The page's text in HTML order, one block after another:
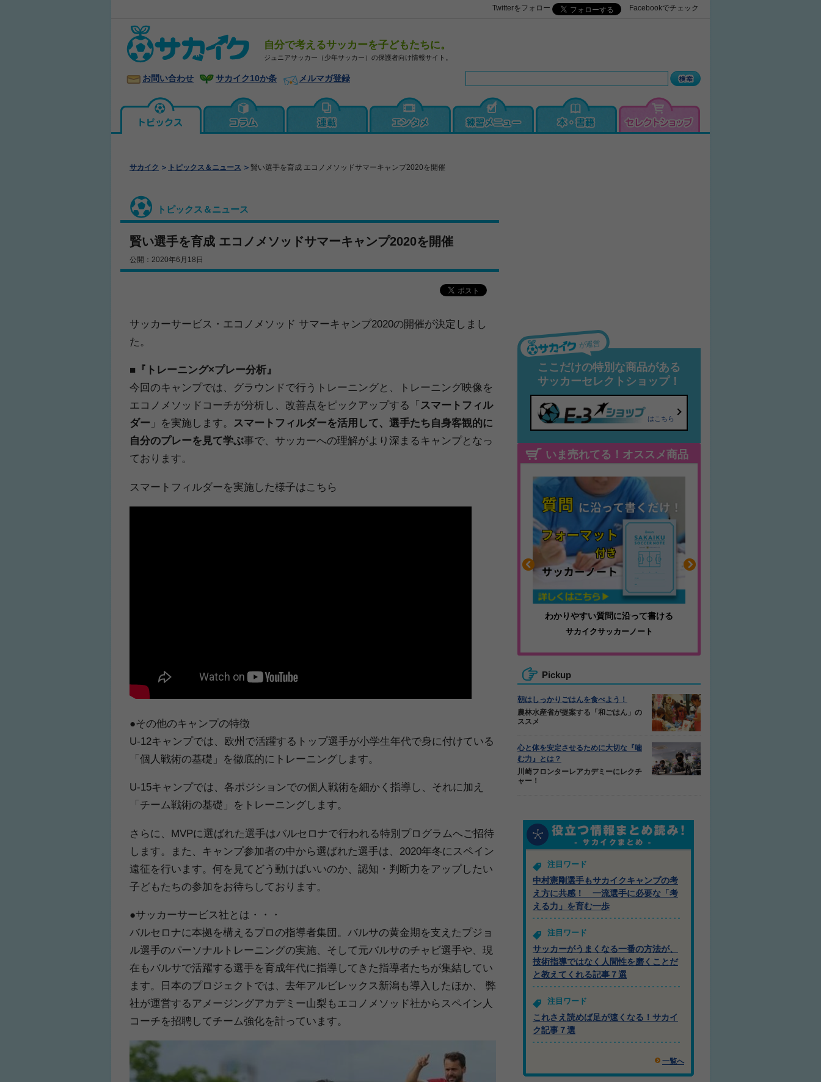
Twitterをフォロー Facebookでチェック
自分で考えるサッカーを子どもたちに。
ジュニアサッカー（少年サッカー）の保護者向け情報サイト。
お問い合わせ サカイク10か条 メルマガ登録
サカイク トピックス＆ニュース 賢い選手を育成 エコノメソッドサマーキャンプ2020を開催
トピックス＆ニュース
賢い選手を育成 エコノメソッドサマーキャンプ2020を開催
公開：2020年6月18日
サッカーサービス・エコノメソッド サマーキャンプ2020の開催が決定しまし
た。
■『トレーニング×プレー分析』
今回のキャンプでは、グラウンドで行うトレーニングと、トレーニング映像を
エコノメソッドコーチが分析し、改善点をピックアップする「 スマートフィル
ダー 」を実施します。 スマートフィルダーを活用して、選手たち自身客観的に
自分のプレーを見て学ぶ事で、サッカーへの理解がより深まるキャンプとなっ
ております。
スマートフィルダーを実施した様子はこちら
●その他のキャンプの特徴
U-12キャンプでは、欧州で活躍するトップ選手が小学生年代で身に付けている
「個人戦術の基礎」を徹底的にトレーニングします。
U-15キャンプでは、各ポジションでの個人戦術を細かく指導し、それに加え
「チーム戦術の基礎」をトレーニングします。
さらに、MVPに選ばれた選手はバルセロナで行われる特別プログラムへご招待
します。また、キャンプ参加者の中から選ばれた選手は、2020年冬にスペイン
遠征を行います。何を見てどう動けばいいのか、認知・判断力をアップしたい
子どもたちの参加をお待ちしております。
●サッカーサービス社とは・・・
バルセロナに本拠を構えるプロの指導者集団。バルサの黄金期を支えたプジョ
ル選手のパーソナルトレーニングの実施、そして元バルサのチャビ選手や、現
在もバルサで活躍する選手を育成年代に指導してきた指導者たちが集結してい
ます。日本のプロジェクトでは、去年アルビレックス新潟も導入したほか、 弊
社が運営するアメージングアカデミー山梨もエコノメソッド社からスペイン人
コーチを招聘してチーム強化を計っています。
が運営
ここだけの特別な商品がある
サッカーセレクトショップ！
はこちら
いま売れてる！オススメ商品
わかりやすい質問に沿って書ける
サカイクサッカーノート
Pickup
朝はしっかりごはんを食べよう！
農林水産省が提案する「和ごはん」の
ススメ
心と体を安定させるために大切な『噛
む力』とは？
川崎フロンターレアカデミーにレクチ
ャー！
注目ワード
中村憲剛選手もサカイクキャンプの考
え方に共感！ 一流選手に必要な「考
える力」を育む一歩
注目ワード
サッカーがうまくなる一番の方法が、
技術指導ではなく人間性を磨くことだ
と教えてくれる記事７選
注目ワード
これさえ読めば足が速くなる！サカイ
ク記事７選
一覧へ